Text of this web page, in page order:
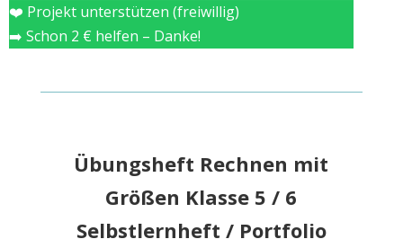
❤️ Projekt unterstützen (freiwillig)
➡️ Schon 2 € helfen – Danke!
Übungsheft Rechnen mit
Größen Klasse 5 / 6
Selbstlernheft / Portfolio